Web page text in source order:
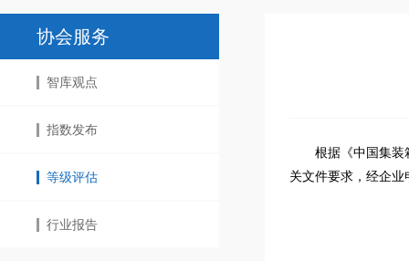
协会服务
智库观点
指数发布
等级评估
行业报告
根据《中国集装
关文件要求，经企